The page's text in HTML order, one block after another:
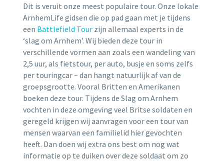
Dit is veruit onze meest populaire tour. Onze lokale
ArnhemLife gidsen die op pad gaan met je tijdens
een Battlefield Tour zijn allemaal experts in de
‘slag om Arnhem’. Wij bieden deze tour in
verschillende vormen aan zoals een wandeling van
2,5 uur, als fietstour, per auto, busje en soms zelfs
per touringcar – dan hangt natuurlijk af van de
groepsgrootte. Vooral Britten en Amerikanen
boeken deze tour. Tijdens de Slag om Arnhem
vochten in deze omgeving veel Britse soldaten en
geregeld krijgen wij aanvragen voor een tour van
mensen waarvan een familielid hier gevochten
heeft. Dan doen wij extra ons best om nog wat
informatie op te duiken over deze soldaat om zo